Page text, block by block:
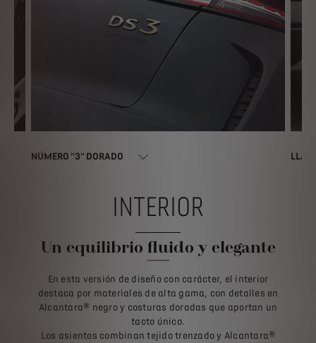
NÚMERO "3" DORADO
INTERIOR
Un equilibrio fluido y elegante
En esta versión de diseño con carácter, el interior
destaca por materiales de alta gama, con detalles en
Alcantara® negro y costuras doradas que aportan un
tacto único.
Los asientos combinan tejido trenzado y Alcantara®